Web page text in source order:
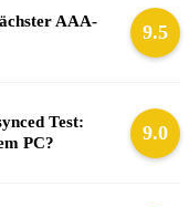
AAA-
9.5
Test:
PC?
9.0